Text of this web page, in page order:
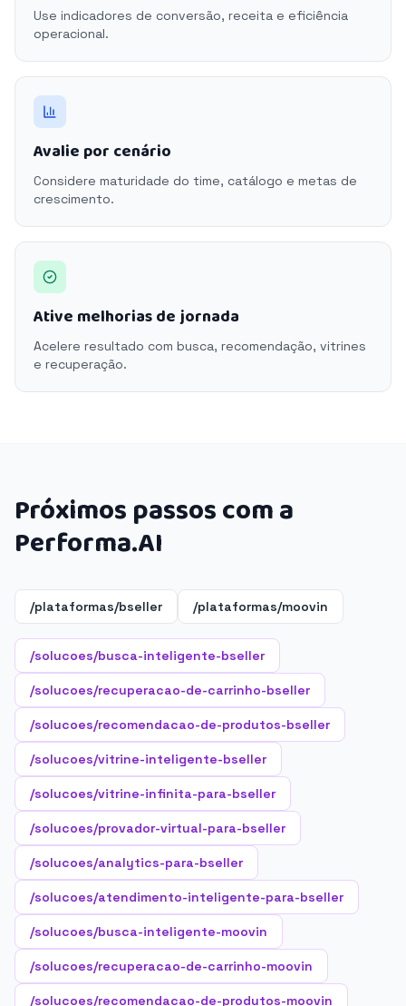
Use indicadores de conversão, receita e eficiência
operacional.
Avalie por cenário
Considere maturidade do time, catálogo e metas de
crescimento.
Ative melhorias de jornada
Acelere resultado com busca, recomendação, vitrines
e recuperação.
Próximos passos com a
Performa.AI
/plataformas/bseller /plataformas/moovin
/solucoes/busca-inteligente-bseller
/solucoes/recuperacao-de-carrinho-bseller
/solucoes/recomendacao-de-produtos-bseller
/solucoes/vitrine-inteligente-bseller
/solucoes/vitrine-infinita-para-bseller
/solucoes/provador-virtual-para-bseller
/solucoes/analytics-para-bseller
/solucoes/atendimento-inteligente-para-bseller
/solucoes/busca-inteligente-moovin
/solucoes/recuperacao-de-carrinho-moovin
/solucoes/recomendacao-de-produtos-moovin